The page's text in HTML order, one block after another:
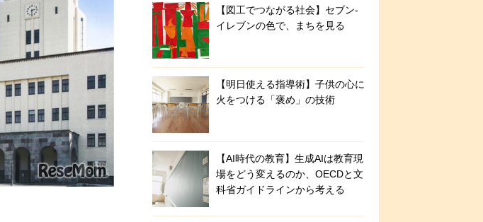
【図工でつながる社会】セブン‐
イレブンの色で、まちを見る
【明日使える指導術】子供の心に
火をつける「褒め」の技術
【AI時代の教育】生成AIは教育現
場をどう変えるのか、OECDと文
科省ガイドラインから考える